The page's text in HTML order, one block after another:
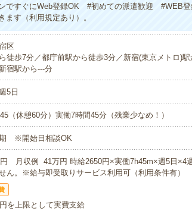
ですぐにWeb登録OK #初めての派遣歓迎 #WEB
ます（利用規定あり）。
区
徒歩7分／都庁前駅から徒歩3分／新宿(東京メトロ)
宿駅から---分
5日
（休憩60分）実働7時間45分（残業少なめ！）
期 ※開始日相談OK
円 月収例 41万円 時給2650円×実働7h45m×週5日
ん。※給与即受取りサービス利用可（利用条件有）
を上限として実費支給